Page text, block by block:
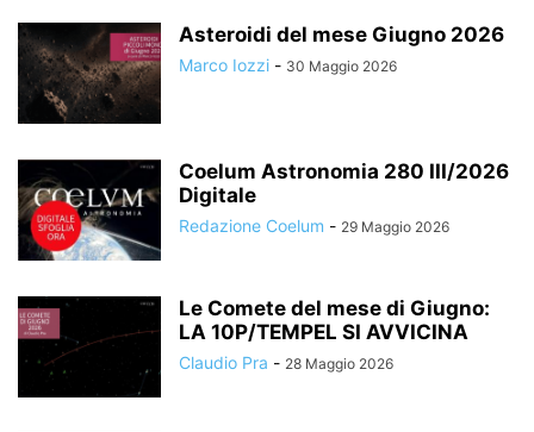
Asteroidi del mese Giugno 2026
Marco Iozzi - 30 Maggio 2026
Coelum Astronomia 280 III/2026
Digitale
Redazione Coelum - 29 Maggio 2026
Le Comete del mese di Giugno:
LA 10P/TEMPEL SI AVVICINA
Claudio Pra - 28 Maggio 2026